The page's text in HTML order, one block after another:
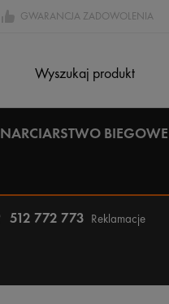
GWARANCJA ZADOWOLENIA
NARCIARSTWO BIEGOWE
512 772 773 Reklamacje